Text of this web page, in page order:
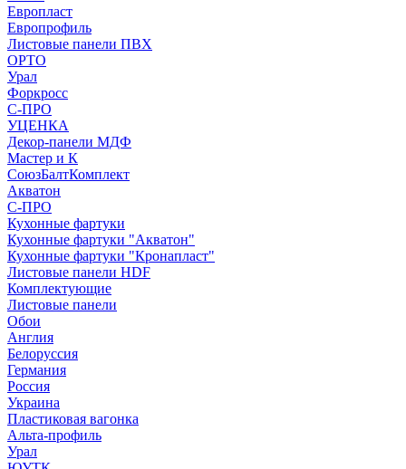
Европласт
Европрофиль
Листовые панели ПВХ
ОРТО
Урал
Форкросс
С-ПРО
УЦЕНКА
Декор-панели МДФ
Мастер и К
СоюзБалтКомплект
Акватон
С-ПРО
Кухонные фартуки
Кухонные фартуки "Акватон"
Кухонные фартуки "Кронапласт"
Листовые панели HDF
Комплектующие
Листовые панели
Обои
Англия
Белоруссия
Германия
Россия
Украина
Пластиковая вагонка
Альта-профиль
Урал